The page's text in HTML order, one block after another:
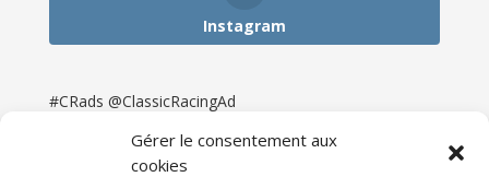
Gérer le consentement aux
cookies
Instagram
#CRads @ClassicRacingAd